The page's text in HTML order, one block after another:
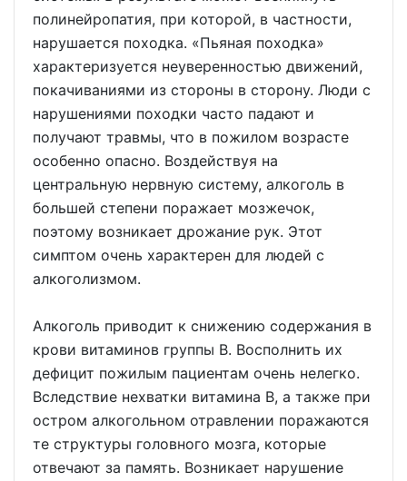
полинейропатия, при которой, в частности,
нарушается походка. «Пьяная походка»
характеризуется неуверенностью движений,
покачиваниями из стороны в сторону. Люди с
нарушениями походки часто падают и
получают травмы, что в пожилом возрасте
особенно опасно. Воздействуя на
центральную нервную систему, алкоголь в
большей степени поражает мозжечок,
поэтому возникает дрожание рук. Этот
симптом очень характерен для людей с
алкоголизмом.
Алкоголь приводит к снижению содержания в
крови витаминов группы В. Восполнить их
дефицит пожилым пациентам очень нелегко.
Вследствие нехватки витамина В, а также при
остром алкогольном отравлении поражаются
те структуры головного мозга, которые
отвечают за память. Возникает нарушение